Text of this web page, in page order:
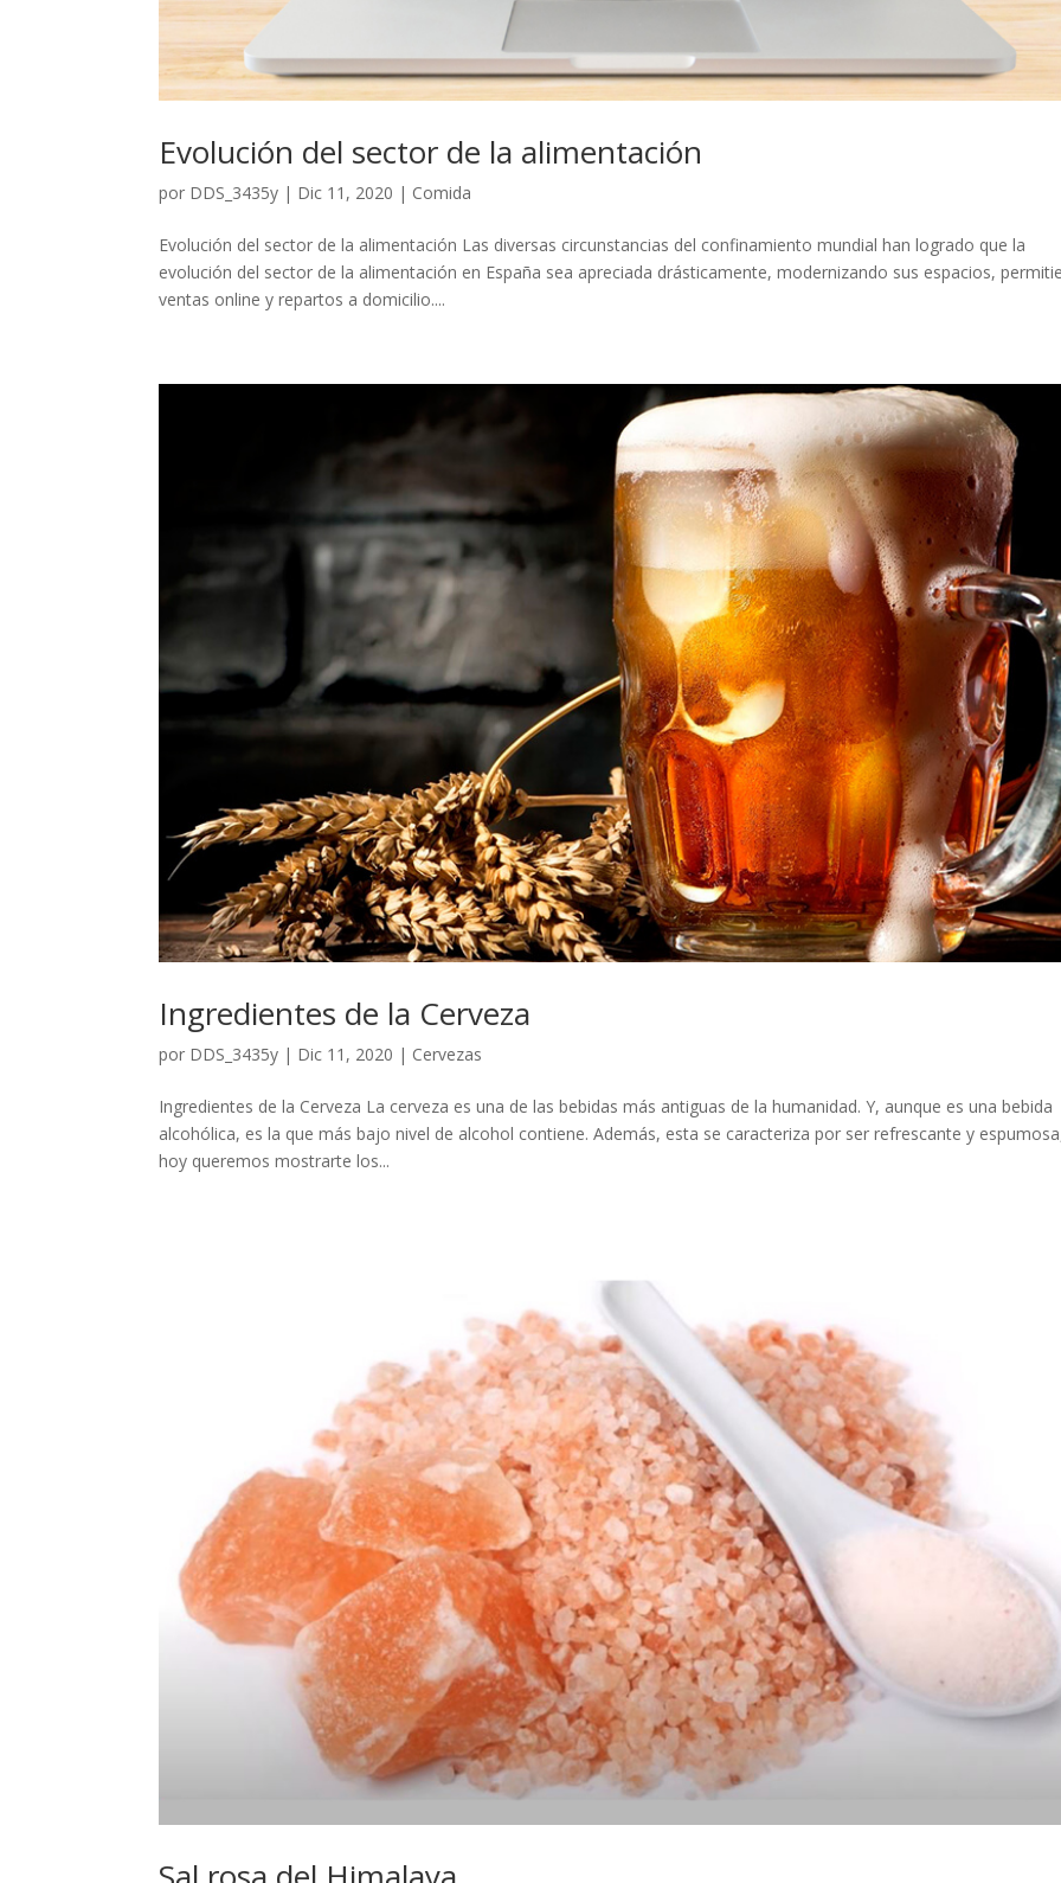
Evolución del sector de la alimentación
por DDS_3435y | Dic 11, 2020 | Comida
Evolución del sector de la alimentación Las diversas circunstancias del confinamiento mundial han logrado que la
evolución del sector de la alimentación en España sea apreciada drásticamente, modernizando sus espacios,
ventas online y repartos a domicilio....
Ingredientes de la Cerveza
por DDS_3435y | Dic 11, 2020 | Cervezas
Ingredientes de la Cerveza La cerveza es una de las bebidas más antiguas de la humanidad. Y, aunque es una bebida
alcohólica, es la que más bajo nivel de alcohol contiene. Además, esta se caracteriza por ser refrescante y
hoy queremos mostrarte los...